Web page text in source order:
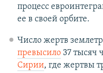
процесс
ее в своей орбите.
Число жертв
превысило37 тысяч
Сирии, где жертвы